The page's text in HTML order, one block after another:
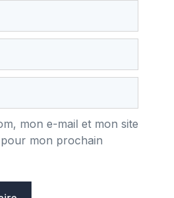
mon e-mail et mon site
mon prochain